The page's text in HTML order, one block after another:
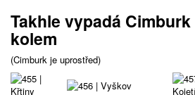
Takhle vypadá
kolem
(Cimburk je uprostřed)